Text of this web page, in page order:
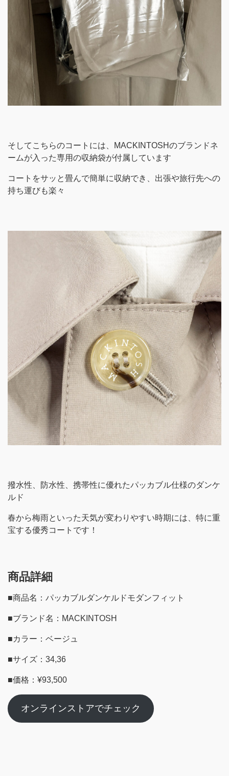
そしてこちらのコートには、MACKINTOSHのブランドネ
ームが入った専用の収納袋が付属しています
コートをサッと畳んで簡単に収納でき、出張や旅行先への
持ち運びも楽々
撥水性、防水性、携帯性に優れたパッカブル仕様のダンケ
ルド
春から梅雨といった天気が変わりやすい時期には、特に重
宝する優秀コートです！
商品詳細
■商品名：パッカブルダンケルドモダンフィット
■ブランド名：MACKINTOSH
■カラー：ベージュ
■サイズ：34,36
■価格：¥93,500
オンラインストアでチェック